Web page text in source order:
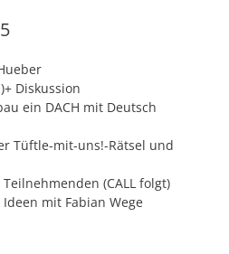
Diskussion
ein DACH mit Deutsch
Tüftle-mit-uns!-Rätsel und
(CALL folgt)
mit Fabian Wege